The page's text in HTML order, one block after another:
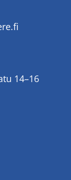
14–16